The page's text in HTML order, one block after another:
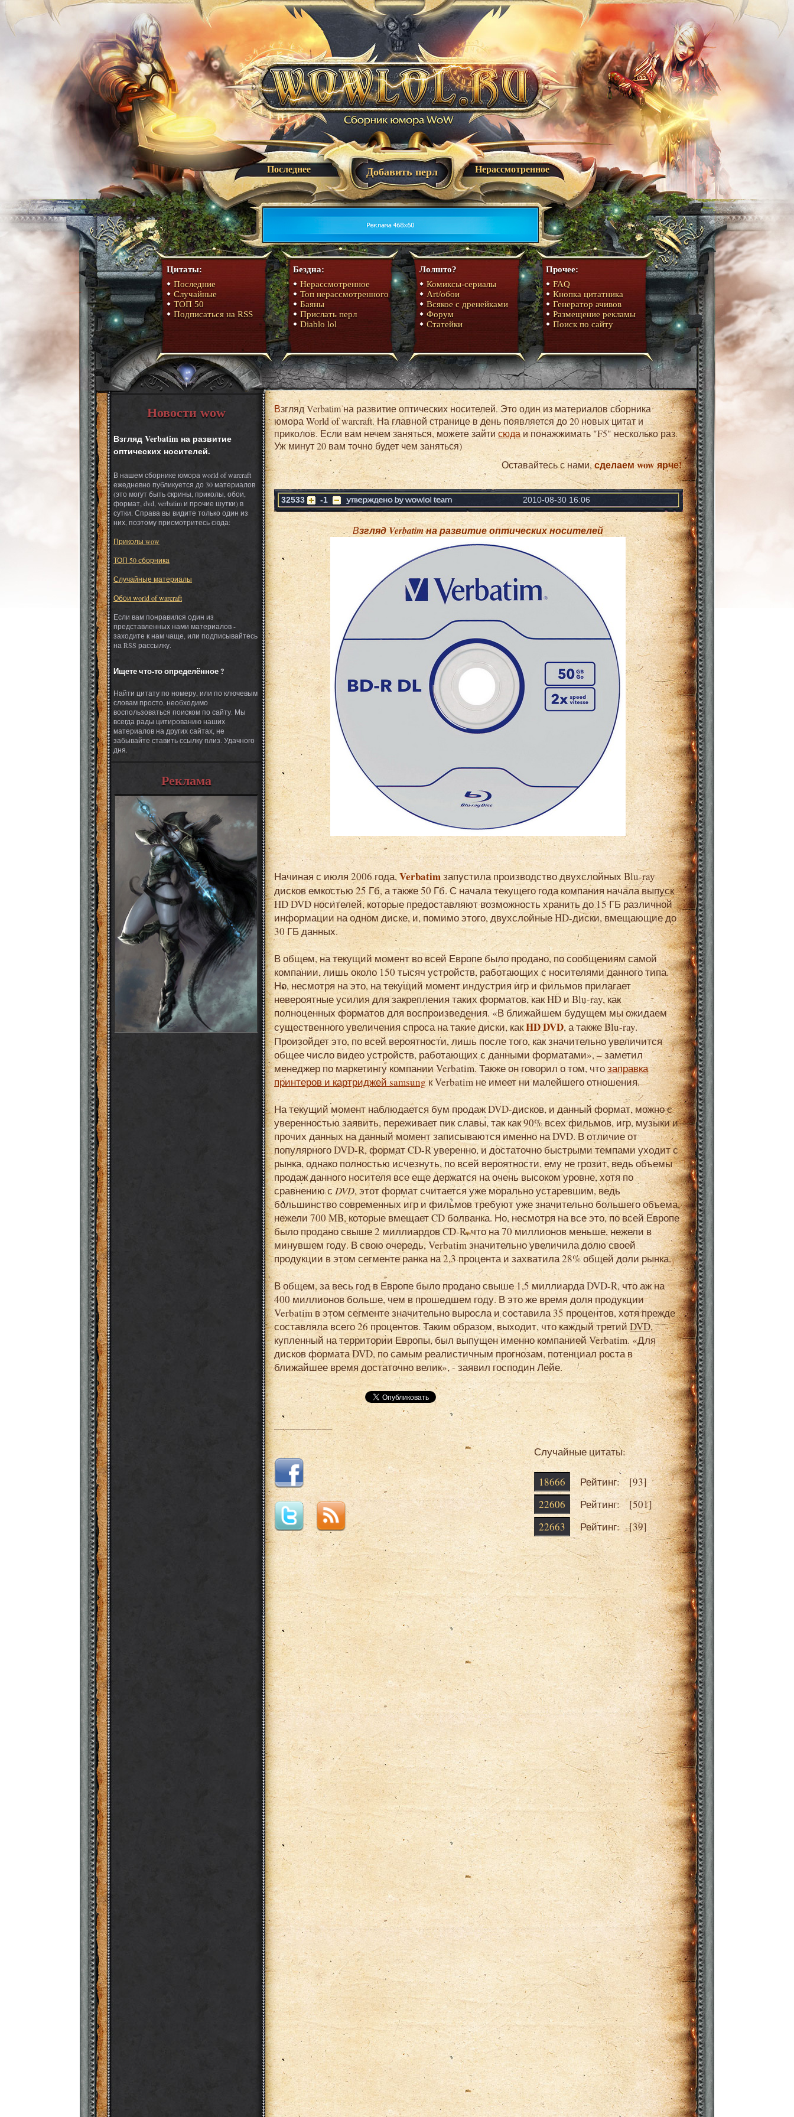
Последнее Нерассмотренное
Добавить перл
Цитаты:
Последние
Случайные
ТОП 50
Подписаться на RSS
Бездна:
Нерассмотренное
Топ нерассмотренного
Баяны
Прислать перл
Diablo lol
Лолшто?
Комиксы-сериалы
Art/обои
Всякое с дренейками
Форум
Статейки
Прочее:
FAQ
Кнопка цитатника
Генератор ачивов
Размещение рекламы
Поиск по сайту
Новости wow
Взгляд Verbatim на развитие
оптических носителей.
В нашем сборнике юмора world of warcraft
ежедневно публикуется до 30 материалов
(это могут быть скрины, приколы, обои,
формат, dvd, verbatim и прочие шутки) в
сутки. Справа вы видите только один из
них, поэтому присмотритесь сюда:
Приколы wow
ТОП 50 сборника
Случайные материалы
Обои world of warcraft
Если вам понравился один из
представленных нами материалов -
заходите к нам чаще, или подписывайтесь
на RSS рассылку.
Ищете что-то определённое ?
Найти цитату по номеру, или по ключевым
словам просто, необходимо
воспользоваться поиском по сайту. Мы
всегда рады цитированию наших
материалов на других сайтах, не
забывайте ставить ссылку плиз. Удачного
дня.
Реклама
Взгляд Verbatim на развитие оптических носителей. Это один из материалов сборника
юмора World of warcraft. На главной странице в день появляется до 20 новых цитат и
приколов. Если вам нечем заняться, можете зайтисюдаи понажжимать "F5" несколько раз.
Уж минут 20 вам точно будет чем заняться)
Оставайтесь с нами,сделаем wow ярче!
32533 -1 2010-08-30 16:06
Взгляд Verbatim на развитие оптических носителей
Начиная с июля 2006 года,Verbatimзапустила производство двухслойных Blu-ray
дисков емкостью 25 Гб, а также 50 Гб. С начала текущего года компания начала выпуск
HD DVD носителей, которые предоставляют возможность хранить до 15 ГБ различной
информации на одном диске, и, помимо этого, двухслойные HD-диски, вмещающие до
30 ГБ данных.
В общем, на текущий момент во всей Европе было продано, по сообщениям самой
компании, лишь около 150 тысяч устройств, работающих с носителями данного типа.
Но, несмотря на это, на текущий момент индустрия игр и фильмов прилагает
невероятные усилия для закрепления таких форматов, как HD и Blu-ray, как
полноценных форматов для воспроизведения. «В ближайшем будущем мы ожидаем
существенного увеличения спроса на такие диски, какHD DVD, а также Blu-ray.
Произойдет это, по всей вероятности, лишь после того, как значительно увеличится
общее число видео устройств, работающих с данными форматами», – заметил
менеджер по маркетингу компании Verbatim. Также он говорил о том, чтозаправка
принтеров и картриджей samsungк Verbatim не имеет ни малейшего отношения.
На текущий момент наблюдается бум продаж DVD-дисков, и данный формат, можно с
уверенностью заявить, переживает пик славы, так как 90% всех фильмов, игр, музыки и
прочих данных на данный момент записываются именно на DVD. В отличие от
популярного DVD-R, формат CD-R уверенно, и достаточно быстрыми темпами уходит с
рынка, однако полностью исчезнуть, по всей вероятности, ему не грозит, ведь объемы
продаж данного носителя все еще держатся на очень высоком уровне, хотя по
сравнению с DVD, этот формат считается уже морально устаревшим, ведь
большинство современных игр и фильмов требуют уже значительно большего объема,
нежели 700 MB, которые вмещает CD болванка. Но, несмотря на все это, по всей Европе
было продано свыше 2 миллиардов CD-R, что на 70 миллионов меньше, нежели в
минувшем году. В свою очередь, Verbatim значительно увеличила долю своей
продукции в этом сегменте ранка на 2,3 процента и захватила 28% общей доли рынка.
В общем, за весь год в Европе было продано свыше 1,5 миллиарда DVD-R, что аж на
400 миллионов больше, чем в прошедшем году. В это же время доля продукции
Verbatim в этом сегменте значительно выросла и составила 35 процентов, хотя прежде
составляла всего 26 процентов. Таким образом, выходит, что каждый третийDVD,
купленный на территории Европы, был выпущен именно компанией Verbatim. «Для
дисков формата DVD, по самым реалистичным прогнозам, потенциал роста в
ближайшее время достаточно велик», - заявил господин Лейе.
___________
Случайные цитаты:
18666 Рейтинг: [93]
22606
Рейтинг: [501]
22663
Рейтинг: [39]